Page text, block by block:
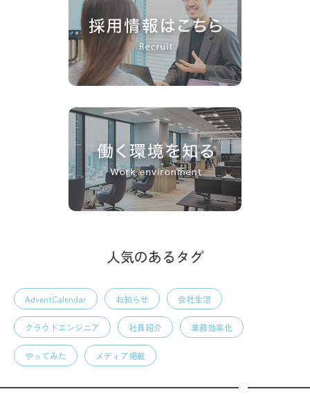
人気のあるタグ
AdventCalendar お知らせ 会社生活
クラウドエンジニア 社員紹介 業務効率化
やってみた メディア掲載